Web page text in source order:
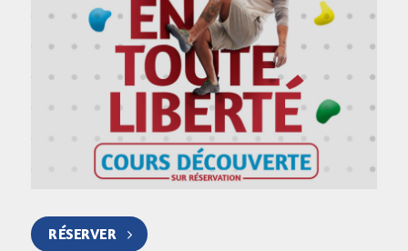
RÉSERVER